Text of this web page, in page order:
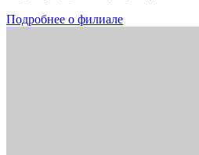
Подробнее о филиале